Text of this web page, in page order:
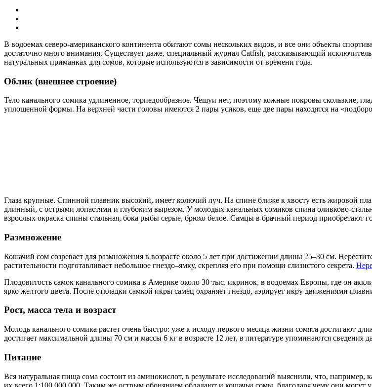
В водоемах северо-американского континента обитают сомы нескольких видов, и все они объекты
достаточно много внимания. Существует даже, специальный журнал Catfish, рассказывающий
натуральных приманках для сомов, которые используются в зависимости от времени года.
Облик (внешнее строение)
Тело канального сомика удлиненное, торпедообразное. Чешуи нет, поэтому кожные покровы скользкие,
уплощенной формы. На верхней части головы имеются 2 пары усиков, еще две пары находятся на
Глаза крупные. Спинной плавник высокий, имеет колючий луч. На спине ближе к хвосту есть жировой
длинный, с острыми лопастями и глубоким вырезом. У молодых канальных сомиков спина оливково-
взрослых окраска спины стальная, бока рыбы серые, брюхо белое. Самцы в брачный период приобретают
Размножение
Кошачий сом созревает для размножения в возрасте около 5 лет при достижении длины 25–30 см.
растительности подготавливает небольшое гнездо–ямку, скрепляя его при помощи слизистого секрета.
Плодовитость самок канального сомика в Америке около 30 тыс. икринок, в водоемах Европы, где он
ярко желтого цвета. После откладки самкой икры самец охраняет гнездо, аэрирует икру движениями
Рост, масса тела и возраст
Молодь канального сомика растет очень быстро: уже к исходу первого месяца жизни сомята достигают
достигает максимальной длины 70 см и массы 6 кг в возрасте 12 лет, в литературе упоминаются сведения
Питание
Вся натуральная пища сома состоит из аминокислот, в результате исследований выяснили, что,
их всего 1:100 000 000. Таким же острым обонянием обладают и кошачьи сомы, благодаря чему они могут